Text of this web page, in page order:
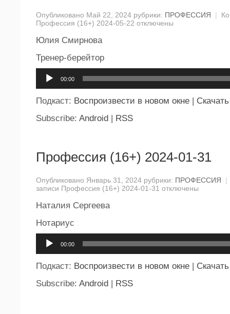
Опубликовано Май 22, 2024 рубрики: ПРОФЕССИЯ |
Профессия (16+) 2024-05-22 отключены
Юлия Смирнова
Тренер-берейтор
00:00
Подкаст: Воспроизвести в новом окне | Скачать
Subscribe: Android | RSS
Профессия (16+) 2024-01-31
Опубликовано Январь 31, 2024 рубрики: ПРОФЕССИЯ
|
записи Профессия (16+) 2024-01-31 отключены
Наталия Сергеева
Нотариус
00:00
Подкаст: Воспроизвести в новом окне
Скачать
Subscribe: Android RSS